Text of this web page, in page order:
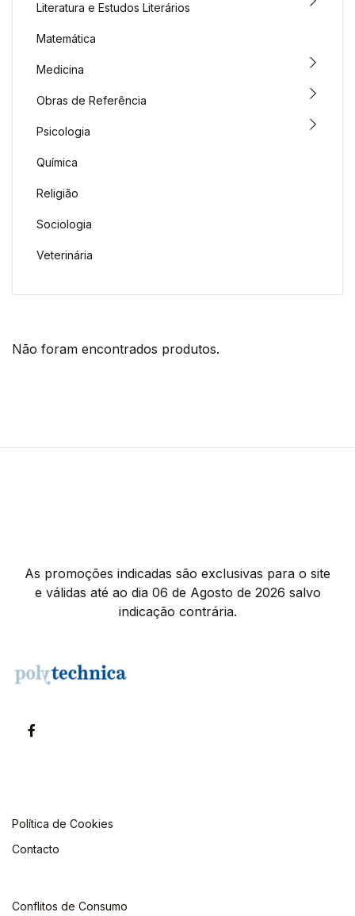
Não foram encontrados produtos.
Literatura e Estudos Literários
Matemática
Medicina
Obras de Referência
Psicologia
Química
Religião
Sociologia
Veterinária
As promoções indicadas são exclusivas para o site
e válidas até ao dia 06 de Agosto de 2026 salvo
indicação contrária.
Política de Cookies
Contacto
Conflitos de Consumo